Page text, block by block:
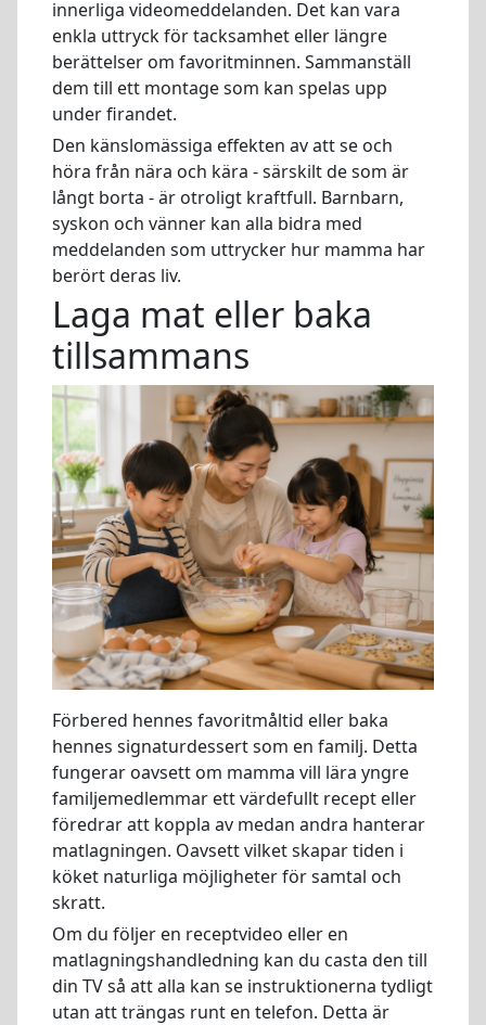
innerliga videomeddelanden. Det kan vara
enkla uttryck för tacksamhet eller längre
berättelser om favoritminnen. Sammanställ
dem till ett montage som kan spelas upp
under firandet.
Den känslomässiga effekten av att se och
höra från nära och kära - särskilt de som är
långt borta - är otroligt kraftfull. Barnbarn,
syskon och vänner kan alla bidra med
meddelanden som uttrycker hur mamma har
berört deras liv.
Laga mat eller baka
tillsammans
Förbered hennes favoritmåltid eller baka
hennes signaturdessert som en familj. Detta
fungerar oavsett om mamma vill lära yngre
familjemedlemmar ett värdefullt recept eller
föredrar att koppla av medan andra hanterar
matlagningen. Oavsett vilket skapar tiden i
köket naturliga möjligheter för samtal och
skratt.
Om du följer en receptvideo eller en
matlagningshandledning kan du casta den till
din TV så att alla kan se instruktionerna tydligt
utan att trängas runt en telefon. Detta är